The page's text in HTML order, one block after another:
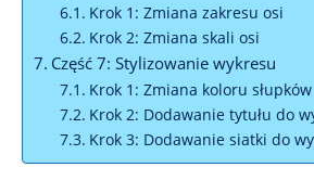
Krok 1: Zmiana zakresu osi
Krok 2: Zmiana skali osi
Część 7: Stylizowanie wykresu
Krok 1: Zmiana koloru słupków
Krok 2: Dodawanie tytułu do
Krok 3: Dodawanie siatki do